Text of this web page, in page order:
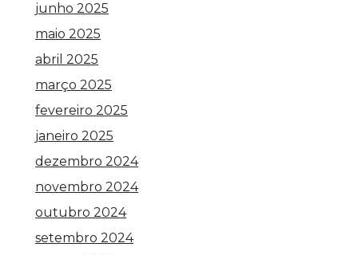
junho 2025
maio 2025
abril 2025
março 2025
fevereiro 2025
janeiro 2025
dezembro 2024
novembro 2024
outubro 2024
setembro 2024